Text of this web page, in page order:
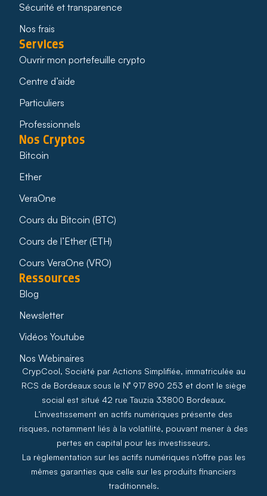
Sécurité et transparence
Nos frais
Services
Ouvrir mon portefeuille crypto
Centre d’aide
Particuliers
Professionnels
Nos Cryptos
Bitcoin
Ether
VeraOne
Cours du Bitcoin (BTC)
Cours de l’Ether (ETH)
Cours VeraOne (VRO)
Ressources
Blog
Newsletter
Vidéos Youtube
Nos Webinaires
CrypCool, Société par Actions Simplifiée, immatriculée au
RCS de Bordeaux sous le N° 917 890 253 et dont le siège
social est situé 42 rue Tauzia 33800 Bordeaux.
L’investissement en actifs numériques présente des
risques, notamment liés à la volatilité, pouvant mener à des
pertes en capital pour les investisseurs.
La règlementation sur les actifs numériques n’offre pas les
mêmes garanties que celle sur les produits financiers
traditionnels.